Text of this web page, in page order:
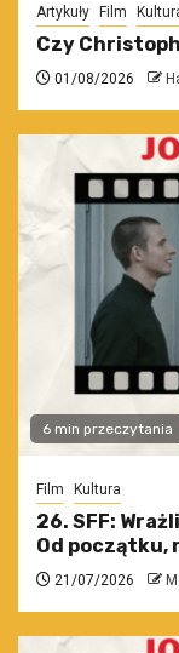
Artykuły Film
Czy
01/08/2026
6 min przeczytania
Film Kultura
26. SFF:
Od początku,
21/07/2026